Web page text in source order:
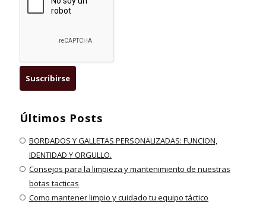
Últimos Posts
BORDADOS Y GALLETAS PERSONALIZADAS: FUNCION,
IDENTIDAD Y ORGULLO.
Consejos para la limpieza y mantenimiento de nuestras
botas tacticas
Como mantener limpio y cuidado tu equipo táctico